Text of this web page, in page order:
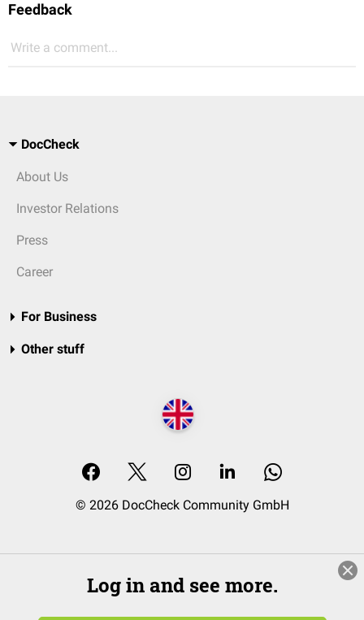
Feedback
Write a comment...
DocCheck
About Us
Investor Relations
Press
Career
For Business
Other stuff
© 2026 DocCheck Community GmbH
Log in and see more.